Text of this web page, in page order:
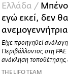
Ελλάδα /
εγώ εκεί, δεν
Είχε προηγηθεί
Περιβάλλοντος στη ΡΑΕ
ανάκληση τοποθέτησης
THE LIFO TEAM